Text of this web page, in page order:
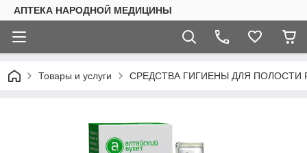
АПТЕКА НАРОДНОЙ МЕДИЦИНЫ
Товары и услуги СРЕДСТВА ГИГИЕНЫ ДЛЯ ПОЛОСТИ